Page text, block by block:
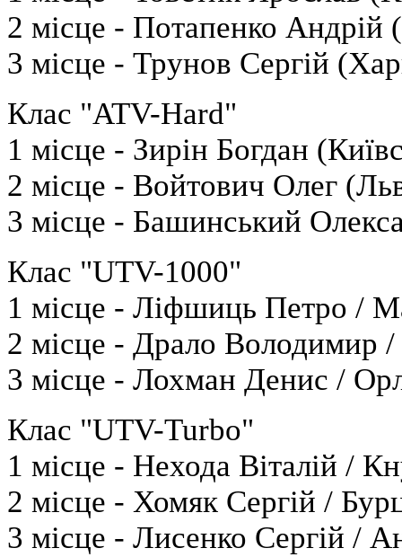
2 місце - Потапенко Андрій
3 місце - Трунов Сергій
Клас "ATV-Hard"
1 місце - Зирін Богдан
2 місце - Войтович Олег
3 місце - Башинський
Клас "UTV-1000"
1 місце - Ліфшиць Петро /
2 місце - Драло Володимир /
3 місце - Лохман Денис /
Клас "UTV-Turbo"
1 місце - Нехода Віталій /
2 місце - Хомяк Сергій /
3 місце - Лисенко Сергій /